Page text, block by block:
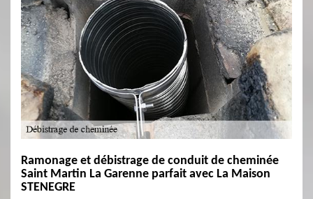
Ramonage et débistrage de conduit de cheminée
Saint Martin La Garenne parfait avec La Maison
STENEGRE